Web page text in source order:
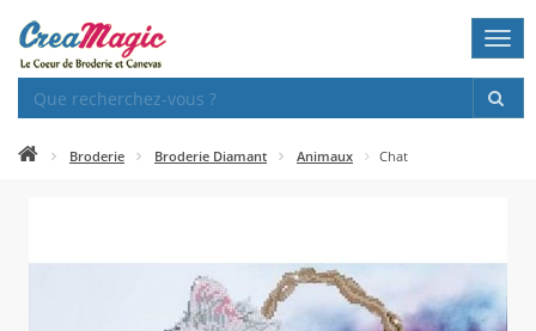
Broderie Broderie Diamant Animaux Chat